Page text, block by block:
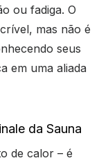
ou fadiga. O
mas não é
seus
em uma aliada
da Sauna
de calor – é